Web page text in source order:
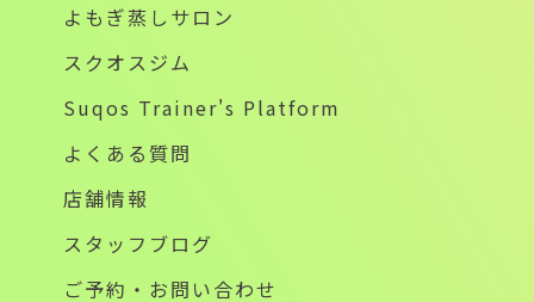
よもぎ蒸しサロン
スクオスジム
Suqos Trainer's Platform
よくある質問
店舗情報
スタッフブログ
ご予約・お問い合わせ